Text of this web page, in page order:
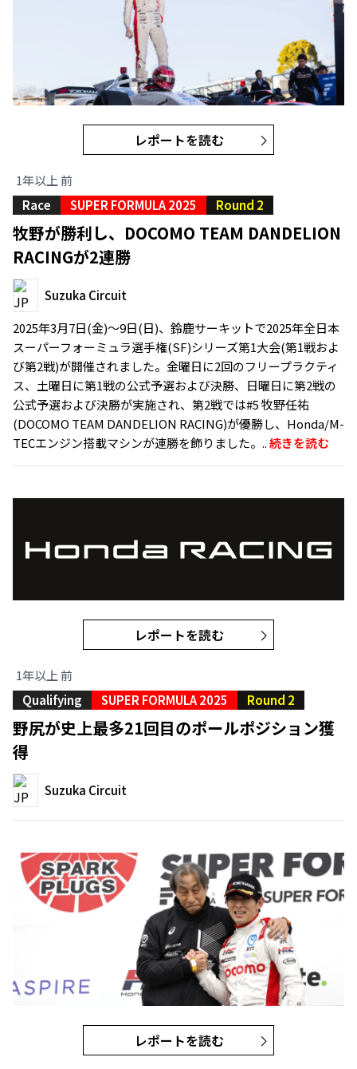
レポートを読む
1年以上 前
Race
SUPER FORMULA 2025 Round 2
牧野が勝利し、DOCOMO TEAM DANDELION
RACINGが2連勝
Suzuka Circuit
2025年3月7日(金)～9日(日)、鈴鹿サーキットで2025年全日本
スーパーフォーミュラ選手権(SF)シリーズ第1大会(第1戦およ
び第2戦)が開催されました。金曜日に2回のフリープラクティ
ス、土曜日に第1戦の公式予選および決勝、日曜日に第2戦の
公式予選および決勝が実施され、第2戦では#5 牧野任祐
(DOCOMO TEAM DANDELION RACING)が優勝し、Honda/M-
TECエンジン搭載マシンが連勝を飾りました。..続きを読む
レポートを読む
1年以上 前
Qualifying
SUPER FORMULA 2025 Round 2
野尻が史上最多21回目のポールポジション獲
得
Suzuka Circuit
レポートを読む